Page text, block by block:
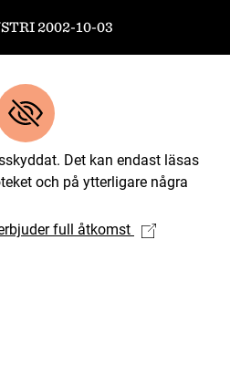
2002-10-03
Det kan endast läsas
och på ytterligare några
full åtkomst